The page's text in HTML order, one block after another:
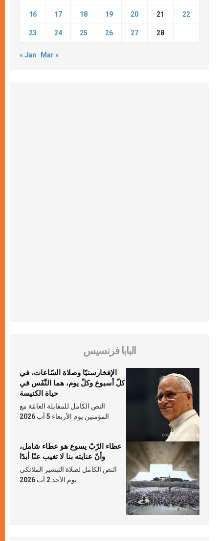
16 17 18 19 20 21 22
23 24 25 26 27 28
« Jan Mar »
البابا فرنسيس
الإفخارستيّا وصلاة السّاعات، في
كلّ أسبوع وكلّ يوم، هما النَّفَس في
حياة الكنيسة
النص الكامل للمقابلة العامّة مع
المؤمنين يوم الأربعاء 5 آب 2026
عطاء الرّبّ يسوع هو عطاء شامل،
وأنّ عنايته بنا لا تغيب عنّا أبدًا
النص الكامل لصلاة التبشير الملائكي
يوم الأحد 2 آب 2026